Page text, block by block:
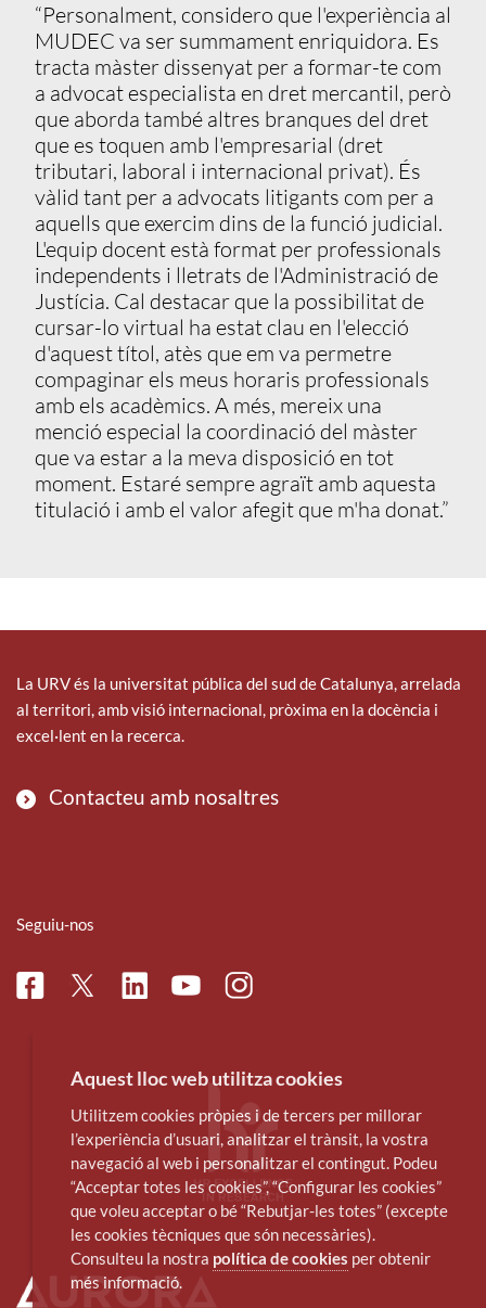
“Personalment, considero que l'experiència al
MUDEC va ser summament enriquidora. Es
tracta màster dissenyat per a formar-te com
a advocat especialista en dret mercantil, però
que aborda també altres branques del dret
que es toquen amb l'empresarial (dret
tributari, laboral i internacional privat). És
vàlid tant per a advocats litigants com per a
aquells que exercim dins de la funció judicial.
L'equip docent està format per professionals
independents i lletrats de l'Administració de
Justícia. Cal destacar que la possibilitat de
cursar-lo virtual ha estat clau en l'elecció
d'aquest títol, atès que em va permetre
compaginar els meus horaris professionals
amb els acadèmics. A més, mereix una
menció especial la coordinació del màster
que va estar a la meva disposició en tot
moment. Estaré sempre agraït amb aquesta
titulació i amb el valor afegit que m'ha donat.”
La URV és la universitat pública del sud de Catalunya, arrelada
al territori, amb visió internacional, pròxima en la docència i
excel·lent en la recerca.
Contacteu amb nosaltres
Seguiu-nos
FacebookTwitterLinkedinYoutubeInstagram
Aquest lloc web utilitza cookies
Utilitzem cookies pròpies i de tercers per millorar
l’experiència d’usuari, analitzar el trànsit, la vostra
navegació al web i personalitzar el contingut. Podeu
“Acceptar totes les cookies”, “Configurar les cookies”
que voleu acceptar o bé “Rebutjar-les totes” (excepte
les cookies tècniques que són necessàries).
Consulteu la nostra política de cookies per obtenir
més informació.